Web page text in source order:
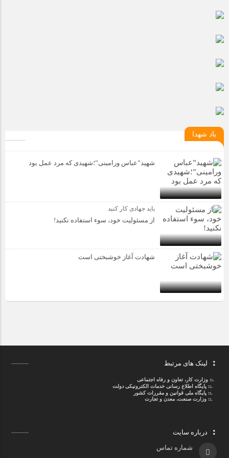
یاد شهدا
شهید”عباس ورامینی”؛شهیدی که مرد عمل بود
باید جهادی کار کنید
از مسئولیت خود، سوء استفاده نکنید!
شهادت آغاز خوشبختی است
لینک های مرتبط
.::وزارت کار، تعاون و رفاه اجتماعی
.::پایگاه اطلاع رسانی خدمات الکترونیکی دولت
.::پایگاه ملی قوانین و مقررات کشور
.:: وزارت صنعت، معدن و تجارت
درباره سایت
شماره تماس